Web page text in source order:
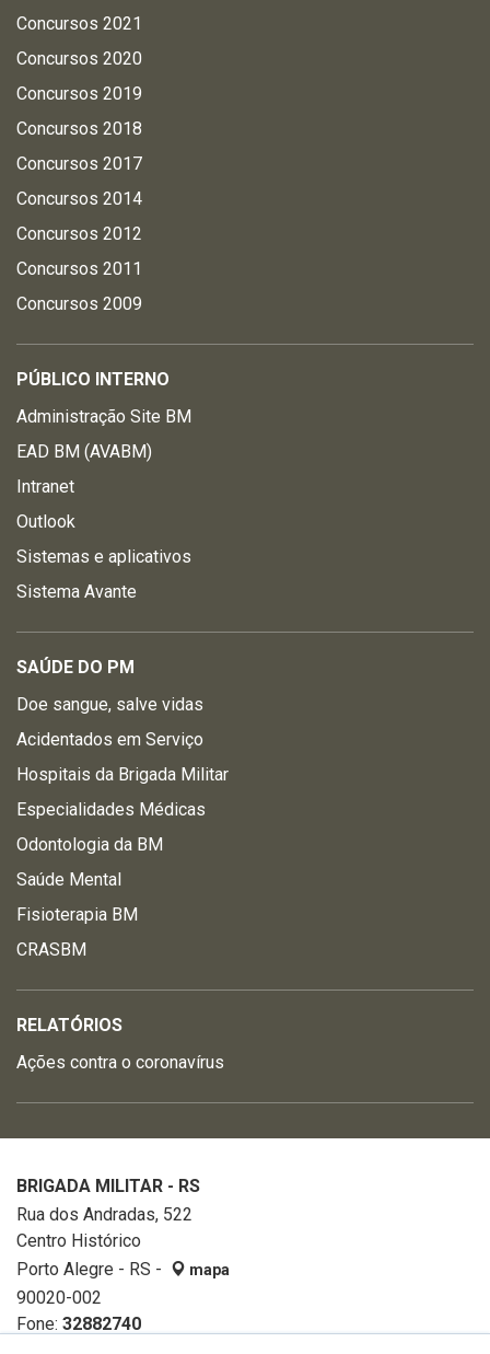
Concursos 2021
Concursos 2020
Concursos 2019
Concursos 2018
Concursos 2017
Concursos 2014
Concursos 2012
Concursos 2011
Concursos 2009
PÚBLICO INTERNO
Administração Site BM
EAD BM (AVABM)
Intranet
Outlook
Sistemas e aplicativos
Sistema Avante
SAÚDE DO PM
Doe sangue, salve vidas
Acidentados em Serviço
Hospitais da Brigada Militar
Especialidades Médicas
Odontologia da BM
Saúde Mental
Fisioterapia BM
CRASBM
RELATÓRIOS
Ações contra o coronavírus
BRIGADA MILITAR - RS
Rua dos Andradas, 522
Centro Histórico
Porto Alegre - RS -
mapa
90020-002
Fone: 32882740